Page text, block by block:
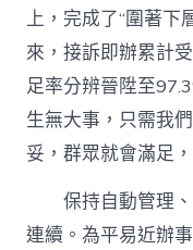
上，完成了“圍著下
來，接訴即辦累計
足率分辨晉陞至
生無大事，只需我
妥，群眾就會滿足
保持自動管理
連續。為平易近辦